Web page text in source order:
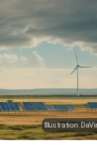
Illustration: